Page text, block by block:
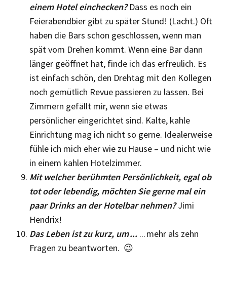
einem Hotel einchecken?Dass es noch ein
Feierabendbier gibt zu später Stund! (Lacht.) Oft
haben die Bars schon geschlossen, wenn man
spät vom Drehen kommt. Wenn eine Bar dann
länger geöffnet hat, finde ich das erfreulich. Es
ist einfach schön, den Drehtag mit den Kollegen
noch gemütlich Revue passieren zu lassen. Bei
Zimmern gefällt mir, wenn sie etwas
persönlicher eingerichtet sind. Kalte, kahle
Einrichtung mag ich nicht so gerne. Idealerweise
fühle ich mich eher wie zu Hause – und nicht wie
in einem kah­len Hotelzimmer.
Mit welcher berühmten Persönlichkeit, egal ob
tot oder lebendig, möch­ten Sie gerne mal ein
paar Drinks an der Hotelbar nehmen?Jimi
Hendrix!
Das Leben ist zu kurz, um ... ... mehr als zehn
Fragen zu beantworten. 😉